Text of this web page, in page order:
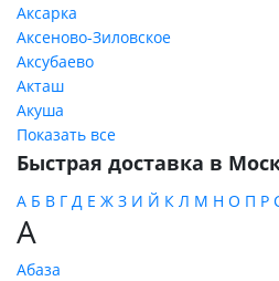
Аксарка
Аксеново-Зиловское
Аксубаево
Акташ
Акуша
Показать все
Быстрая доставка в
А Б В Г Д Е Ж З И Й К Л М Н О П Р
А
Абаза